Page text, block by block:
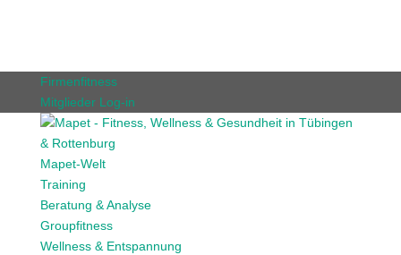
Firmenfitness
Mitglieder Log-in
Mapet-Welt
Training
Beratung & Analyse
Groupfitness
Wellness & Entspannung